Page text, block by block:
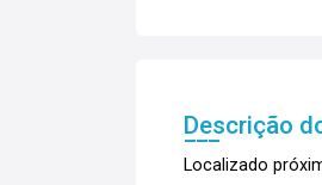
Descrição
Localizado